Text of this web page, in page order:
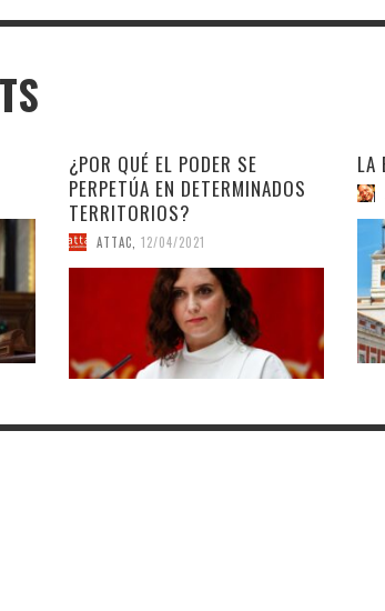
¿POR QUÉ EL PODER SE
PERPETÚA EN DETERMINADOS
TERRITORIOS?
ATTAC 12/04/2021
LA